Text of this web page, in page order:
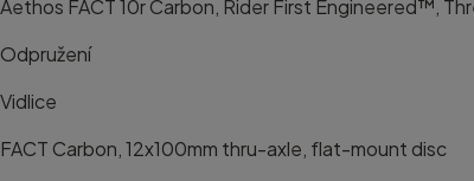
Aethos FACT 10r Carbon, Rider First Engineered™,
Odpružení
Vidlice
FACT Carbon, 12x100mm thru-axle, flat-mount disc